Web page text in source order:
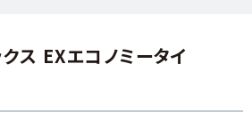
クス EXエコノミータイ